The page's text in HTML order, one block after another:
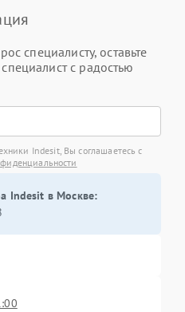
специалисту, оставьте
с радостью
Indesit, Вы соглашаетесь с
Indesit в Москве: